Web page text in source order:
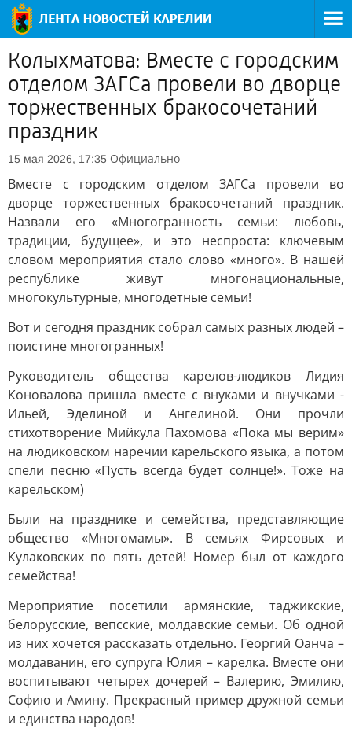
Колыхматова: Вместе с городским
отделом ЗАГСа провели во дворце
торжественных бракосочетаний
праздник
15 мая 2026, 17:35 Официально
Вместе с городским отделом ЗАГСа провели во
дворце торжественных бракосочетаний праздник.
Назвали его «Многогранность семьи: любовь,
традиции, будущее», и это неспроста: ключевым
словом мероприятия стало слово «много». В нашей
республике живут многонациональные,
многокультурные, многодетные семьи!
Вот и сегодня праздник собрал самых разных людей –
поистине многогранных!
Руководитель общества карелов-людиков Лидия
Коновалова пришла вместе с внуками и внучками -
Ильей, Эделиной и Ангелиной. Они прочли
стихотворение Мийкула Пахомова «Пока мы верим»
на людиковском наречии карельского языка, а потом
спели песню «Пусть всегда будет солнце!». Тоже на
карельском)
Были на празднике и семейства, представляющие
общество «Многомамы». В семьях Фирсовых и
Кулаковских по пять детей! Номер был от каждого
семейства!
Мероприятие посетили армянские, таджикские,
белорусские, вепсские, молдавские семьи. Об одной
из них хочется рассказать отдельно. Георгий Оанча –
молдаванин, его супруга Юлия – карелка. Вместе они
воспитывают четырех дочерей – Валерию, Эмилию,
Софию и Амину. Прекрасный пример дружной семьи
и единства народов!